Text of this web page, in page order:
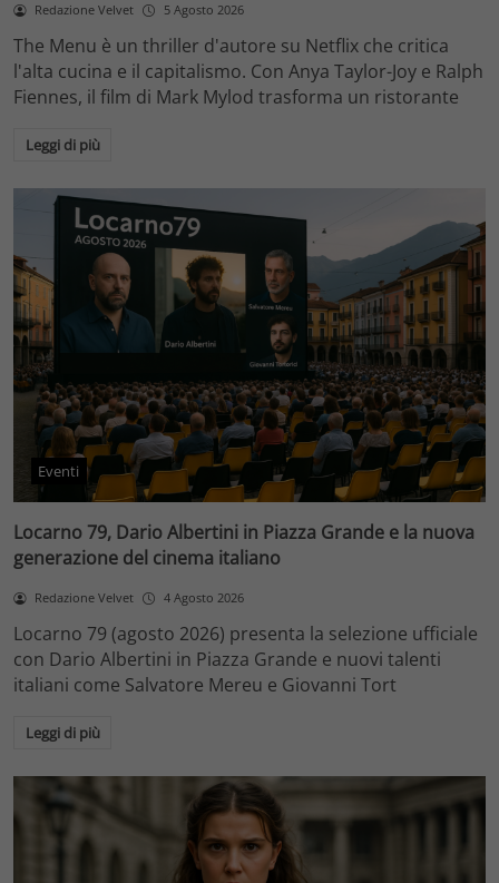
Redazione Velvet 5 Agosto 2026
The Menu è un thriller d'autore su Netflix che critica
l'alta cucina e il capitalismo. Con Anya Taylor-Joy e Ralph
Fiennes, il film di Mark Mylod trasforma un ristorante
Leggi di più
Eventi
Locarno 79, Dario Albertini in Piazza Grande e la nuova
generazione del cinema italiano
Redazione Velvet 4 Agosto 2026
Locarno 79 (agosto 2026) presenta la selezione ufficiale
con Dario Albertini in Piazza Grande e nuovi talenti
italiani come Salvatore Mereu e Giovanni Tort
Leggi di più